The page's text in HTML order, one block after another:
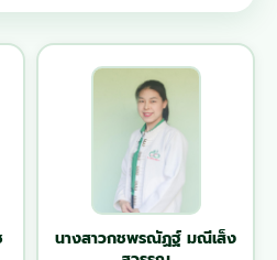
นางสาวกชพรณัฏฐ์ มณีเส็ง